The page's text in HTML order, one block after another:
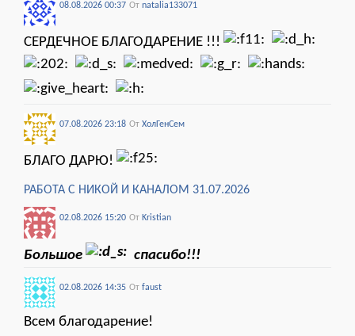
08.08.2026 00:37 От natalia133071
СЕРДЕЧНОЕ БЛАГОДАРЕНИЕ !!!
07.08.2026 23:18 От ХолГенСем
БЛАГО ДАРЮ!
РАБОТА С НИКОЙ И КАНАЛОМ 31.07.2026
02.08.2026 15:20 От Kristian
Большое спасибо!!!
02.08.2026 14:35 От faust
Всем благодарение!